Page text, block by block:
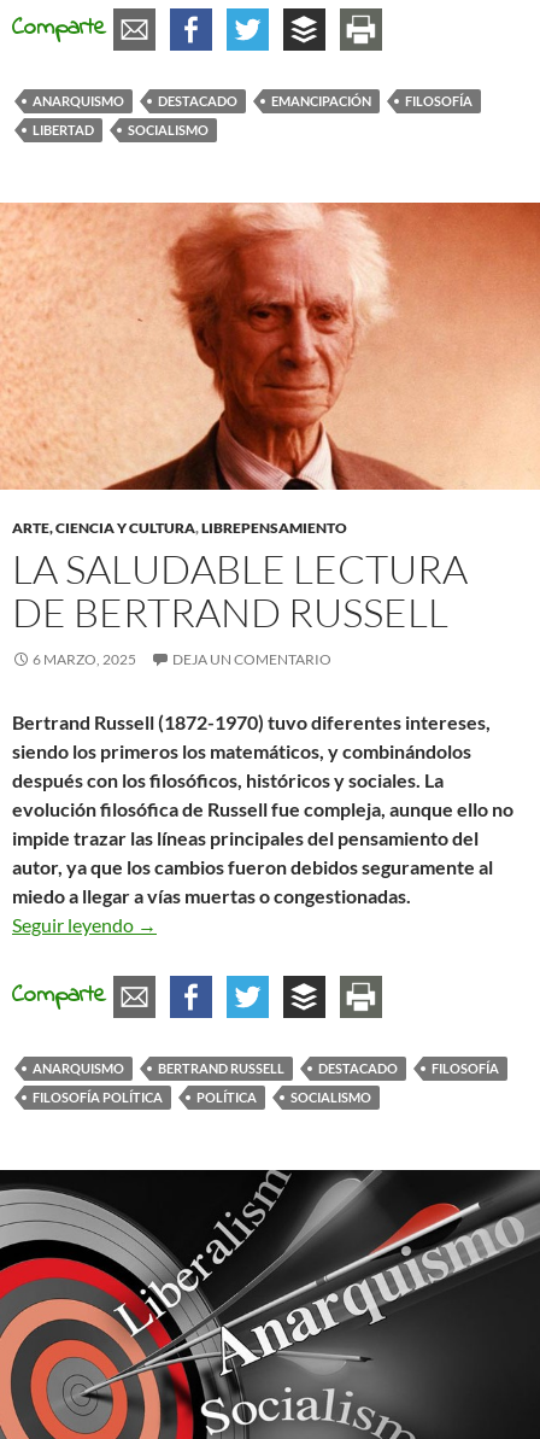
Comparte
ANARQUISMO DESTACADO EMANCIPACIÓN
FILOSOFÍA
LIBERTAD
SOCIALISMO
ARTE, CIENCIA Y CULTURA,LIBREPENSAMIENTO
LA SALUDABLE LECTURA
DE BERTRAND RUSSELL
6 MARZO, 2025 DEJA UN COMENTARIO
Bertrand Russell (1872-1970) tuvo diferentes intereses,
siendo los primeros los matemáticos, y combinándolos
después con los filosóficos, históricos y sociales. La
evolución filosófica de Russell fue compleja, aunque ello no
impide trazar las líneas principales del pensamiento del
autor, ya que los cambios fueron debidos seguramente al
miedo a llegar a vías muertas o congestionadas.
Seguir leyendo La saludable lectura de Bertrand Russell
→
Comparte
ANARQUISMO BERTRAND RUSSELL DESTACADO
FILOSOFÍA
FILOSOFÍA POLÍTICA
POLÍTICA SOCIALISMO